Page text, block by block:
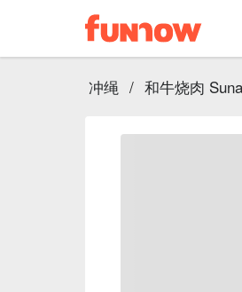
冲绳 / 和牛烧肉